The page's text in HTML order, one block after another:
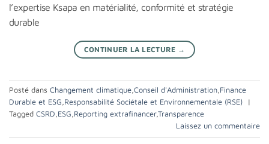
l’expertise Ksapa en matérialité, conformité et stratégie
durable
CONTINUER LA LECTURE →
Posté dans Changement climatique,Conseil d'Administration,Finance
Durable et ESG,Responsabilité Sociétale et Environnementale (RSE)
|
Tagged CSRD,ESG,Reporting extrafinancer,Transparence
Laissez un commentaire